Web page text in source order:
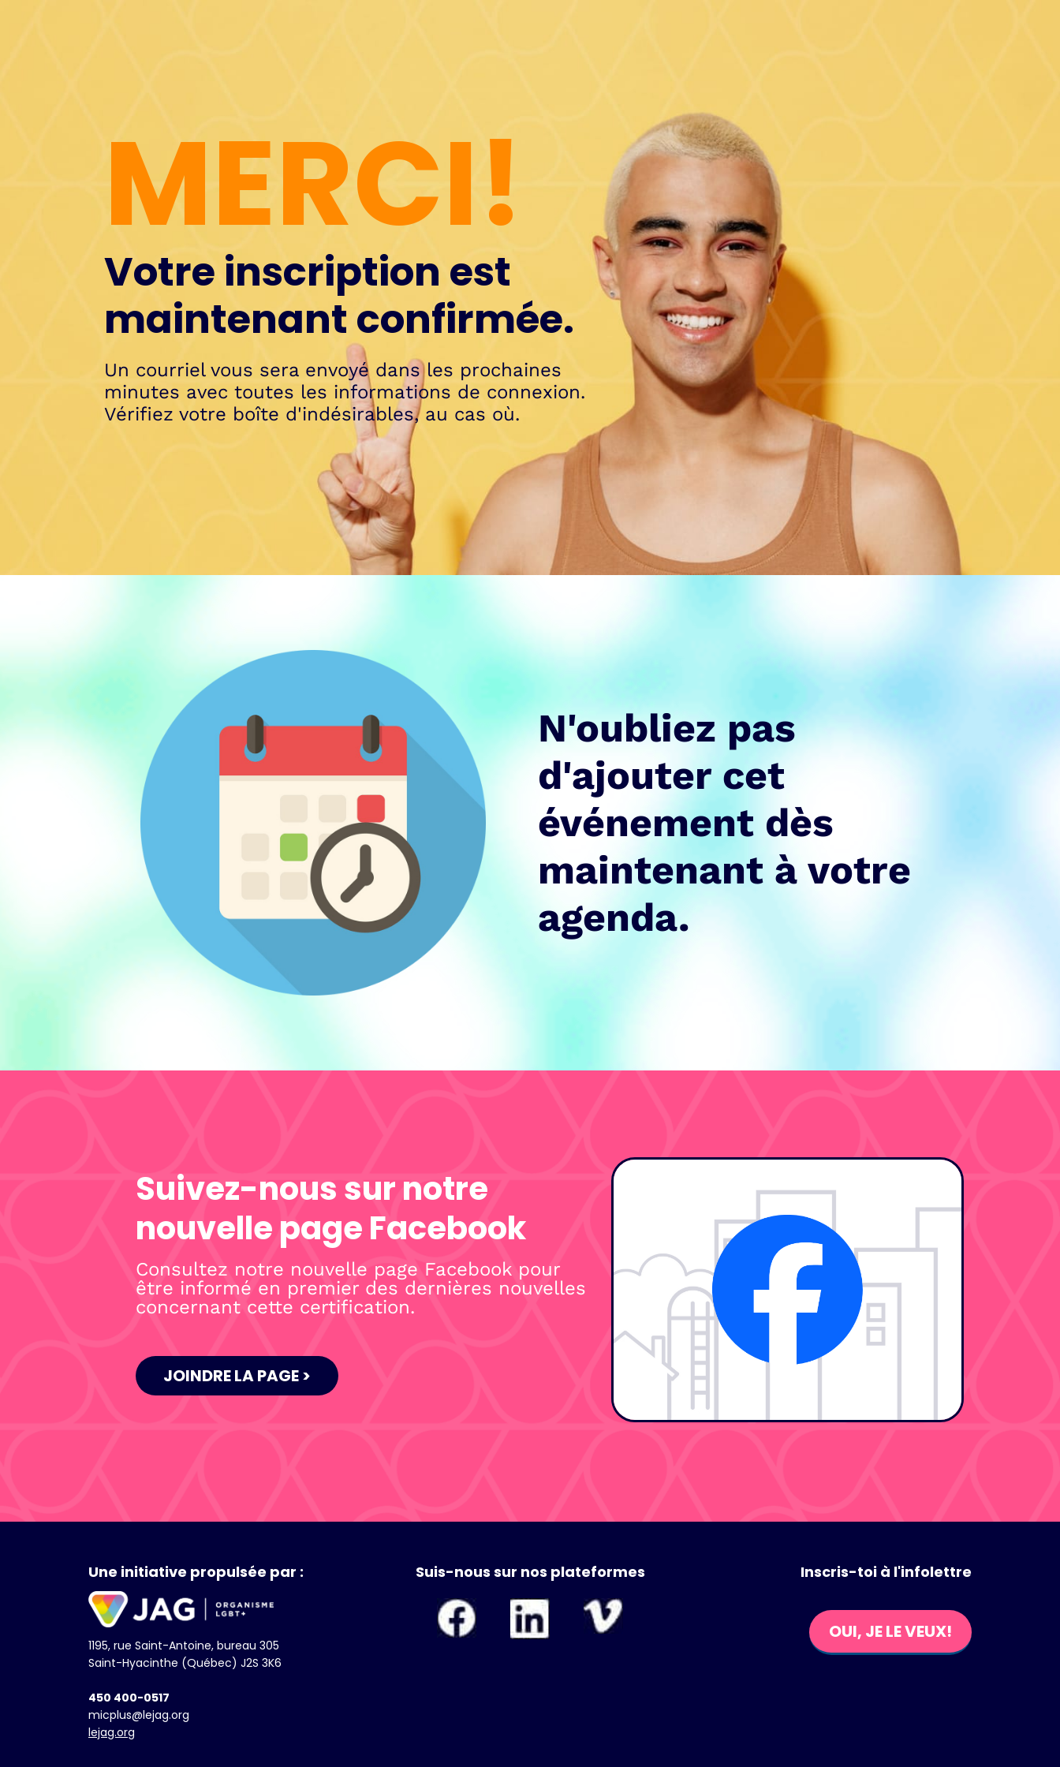
MERCI!
Votre inscription est
maintenant confirmée.
Un courriel vous sera envoyé dans les prochaines
minutes avec toutes les informations de connexion.
Vérifiez votre boîte d'indésirables, au cas où.
N'oubliez pas
d'ajouter cet
événement dès
maintenant à votre
agenda.
Suivez-nous sur notre
nouvelle page Facebook
Consultez notre nouvelle page Facebook pour
être informé en premier des dernières nouvelles
concernant cette certification.
JOINDRE LA PAGE >
Une initiative propulsée par :
1195, rue Saint-Antoine, bureau 305
Saint-Hyacinthe (Québec) J2S 3K6
450 400-0517
micplus@lejag.org
lejag.org
Suis-nous sur nos plateformes Inscris-toi à l'infolettre
OUI, JE LE VEUX!